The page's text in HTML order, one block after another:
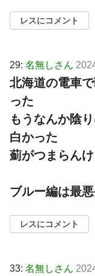
レスにコメント
29: 名無しさん
北海道の電車
った
もうなんか陰
白かった
薊がつまらん
ブルー編は最
レスにコメント
33: 名無しさん